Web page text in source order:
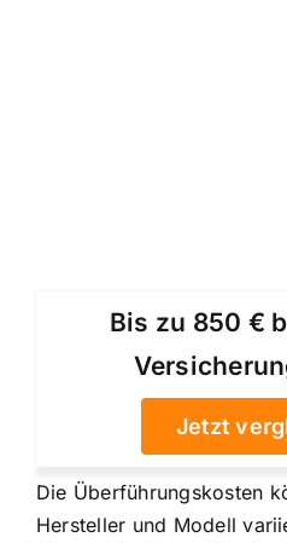
Bis zu 850 €
Jetzt
Die Überführungskosten
Hersteller und Modell